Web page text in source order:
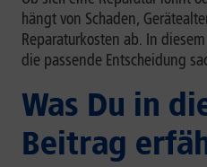
hängt von Schaden,
Reparaturkosten ab. In
die passende Entscheidung
Was Du in
Beitrag